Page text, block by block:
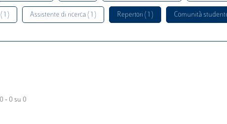
1 ) Assistente di ricerca ( 1 ) Repertori ( 1 ) Comunità
- 0 su 0